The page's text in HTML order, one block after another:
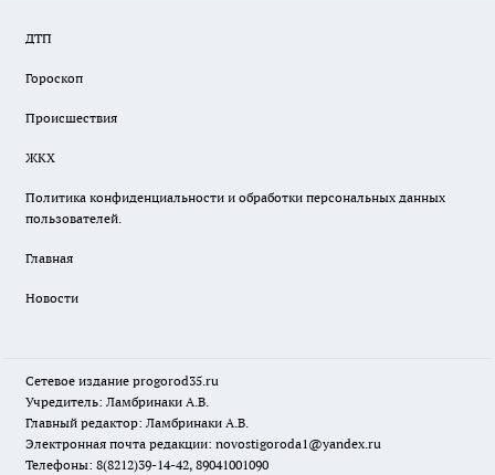
ДТП
Гороскоп
Происшествия
ЖКХ
Политика конфиденциальности и обработки персональных данных
пользователей.
Главная
Новости
Сетевое издание progorod35.ru
Учредитель: Ламбринаки А.В.
Главный редактор: Ламбринаки А.В.
Электронная почта редакции: novostigoroda1@yandex.ru
Телефоны: 8(8212)39-14-42, 89041001090